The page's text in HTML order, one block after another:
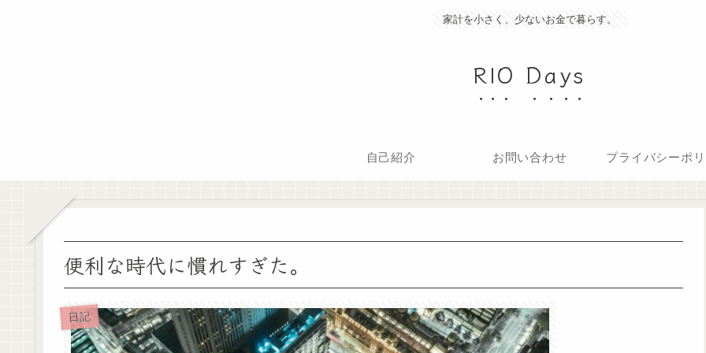
家計を小さく、少ないお金で暮らす。
RIO Days
自己紹介 お問い合わせ プライバシーポ
便利な時代に慣れすぎた。
日記